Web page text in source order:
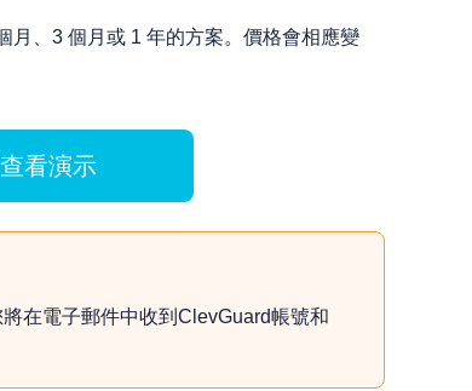
月、3 個月或 1 年的方案。價格會相應變
查看演示
在電子郵件中收到ClevGuard帳號和